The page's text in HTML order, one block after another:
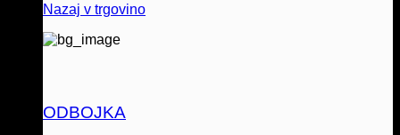
Nazaj v trgovino
ODBOJKA